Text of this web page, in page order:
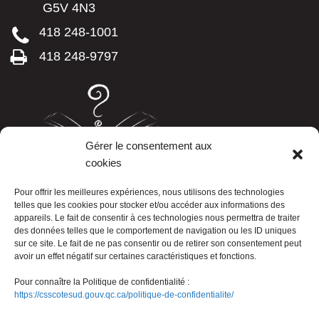
Gérer le consentement aux
cookies
Pour offrir les meilleures expériences, nous utilisons des technologies
telles que les cookies pour stocker et/ou accéder aux informations des
appareils. Le fait de consentir à ces technologies nous permettra de traiter
des données telles que le comportement de navigation ou les ID uniques
sur ce site. Le fait de ne pas consentir ou de retirer son consentement peut
avoir un effet négatif sur certaines caractéristiques et fonctions.
Pour connaître la Politique de confidentialité :
https://csscotesud.gouv.qc.ca/politique-de-confidentialite/
G5V 4N3
418 248-1001
418 248-9797
LISTE TÉLÉPHONIQUE
Nous joindre